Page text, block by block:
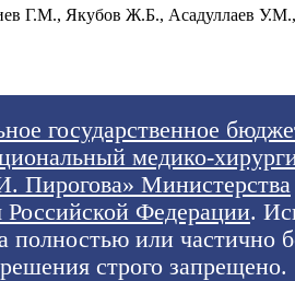
Г.М., Якубов Ж.Б., Асадуллаев
государственное
медико-
Пирогова» Министерства
Российской Федерации.
полностью или частично
строго запрещено.